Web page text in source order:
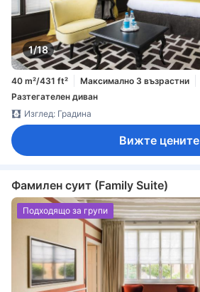
1/18
40 m²/431 ft² Максимално 3 възрастни
Разтегателен диван
Изглед: Градина
Вижте цените
Фамилен суит (Family Suite)
Подходящо за групи